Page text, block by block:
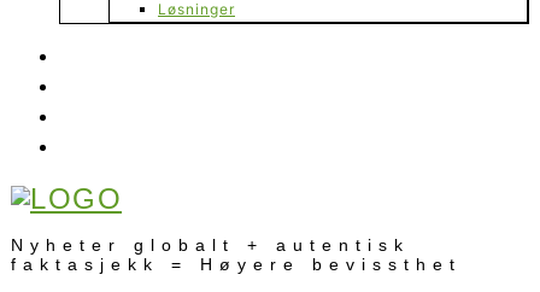
Løsninger
Nyheter globalt + autentisk
faktasjekk = Høyere bevissthet